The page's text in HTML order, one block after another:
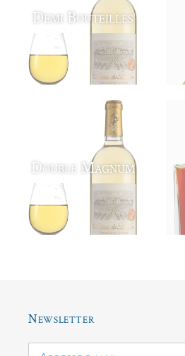
Demi Bouteilles
Double Magnum
Newsletter